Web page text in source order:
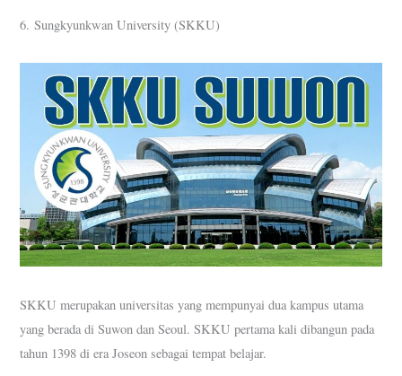
6. Sungkyunkwan University (SKKU)
SKKU merupakan universitas yang mempunyai dua kampus utama
yang berada di Suwon dan Seoul. SKKU pertama kali dibangun pada
tahun 1398 di era Joseon sebagai tempat belajar.